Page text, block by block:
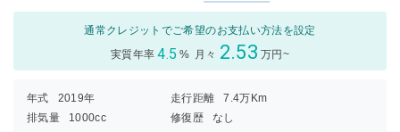
通常クレジットでご希望のお支払い方法を設定
実質年率 4.5 % 月々 2.53 万円~
年式 2019年 走行距離
7.4万Km
排気量
1000cc 修復歴
なし